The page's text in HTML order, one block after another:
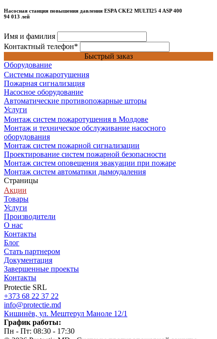
Насосная станция повышения давления ESPA CKE2 MULTI25 4 ASP 400
94 013 лей
Имя и фамилия
Контактный телефон*
Быстрый заказ
Оборудование
Системы пожаротушения
Пожарная сигнализация
Насосное оборудование
Автоматические противопожарные шторы
Услуги
Монтаж систем пожаротушения в Молдове
Монтаж и техническое обслуживание насосного
оборудования
Монтаж систем пожарной сигнализации
Проектирование систем пожарной безопасности
Монтаж систем оповещения эвакуации при пожаре
Монтаж систем автоматики дымоудаления
Страницы
Акции
Товары
Услуги
Производители
О нас
Контакты
Блог
Стать партнером
Документация
Завершенные проекты
Контакты
Protectie SRL
+373 68 22 37 22
info@protectie.md
Кишинёв, ул. Мештерул Маноле 12/1
График работы:
Пн - Пт: 08:30 - 17:30